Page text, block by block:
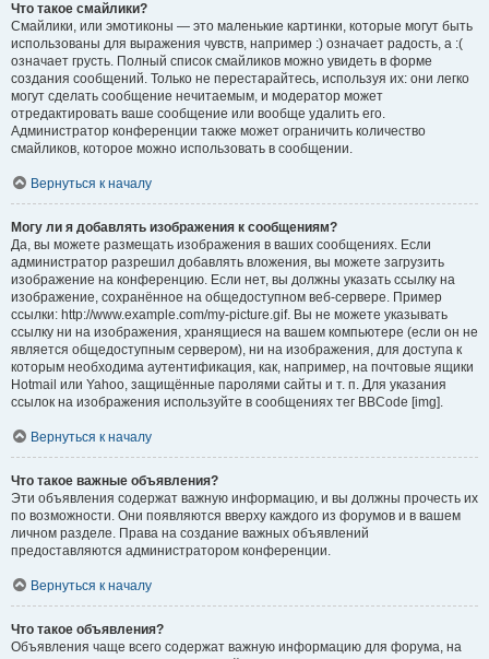
Что такое смайлики?
Смайлики, или эмотиконы — это маленькие картинки, которые могут быть
использованы для выражения чувств, например :) означает радость, а :(
означает грусть. Полный список смайликов можно увидеть в форме
создания сообщений. Только не перестарайтесь, используя их: они легко
могут сделать сообщение нечитаемым, и модератор может
отредактировать ваше сообщение или вообще удалить его.
Администратор конференции также может ограничить количество
смайликов, которое можно использовать в сообщении.
Вернуться к началу
Могу ли я добавлять изображения к сообщениям?
Да, вы можете размещать изображения в ваших сообщениях. Если
администратор разрешил добавлять вложения, вы можете загрузить
изображение на конференцию. Если нет, вы должны указать ссылку на
изображение, сохранённое на общедоступном веб-сервере. Пример
ссылки: http://www.example.com/my-picture.gif. Вы не можете указывать
ссылку ни на изображения, хранящиеся на вашем компьютере (если он не
является общедоступным сервером), ни на изображения, для доступа к
которым необходима аутентификация, как, например, на почтовые ящики
Hotmail или Yahoo, защищённые паролями сайты и т. п. Для указания
ссылок на изображения используйте в сообщениях тег BBCode [img].
Вернуться к началу
Что такое важные объявления?
Эти объявления содержат важную информацию, и вы должны прочесть их
по возможности. Они появляются вверху каждого из форумов и в вашем
личном разделе. Права на создание важных объявлений
предоставляются администратором конференции.
Вернуться к началу
Что такое объявления?
Объявления чаще всего содержат важную информацию для форума, на